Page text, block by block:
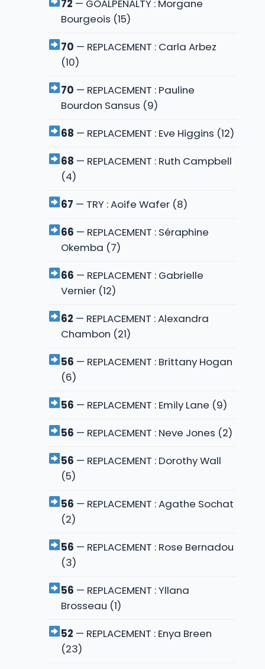
72 — GOALPENALTY : Morgane
Bourgeois (15)
70 — REPLACEMENT : Carla Arbez
(10)
70 — REPLACEMENT : Pauline
Bourdon Sansus (9)
68 — REPLACEMENT : Eve Higgins (12)
68 — REPLACEMENT : Ruth Campbell
(4)
67 — TRY : Aoife Wafer (8)
66 — REPLACEMENT : Séraphine
Okemba (7)
66 — REPLACEMENT : Gabrielle
Vernier (12)
62 — REPLACEMENT : Alexandra
Chambon (21)
56 — REPLACEMENT : Brittany Hogan
(6)
56 — REPLACEMENT : Emily Lane (9)
56 — REPLACEMENT : Neve Jones (2)
56 — REPLACEMENT : Dorothy Wall
(5)
56 — REPLACEMENT : Agathe Sochat
(2)
56 — REPLACEMENT : Rose Bernadou
(3)
56 — REPLACEMENT : Yllana
Brosseau (1)
52 — REPLACEMENT : Enya Breen
(23)